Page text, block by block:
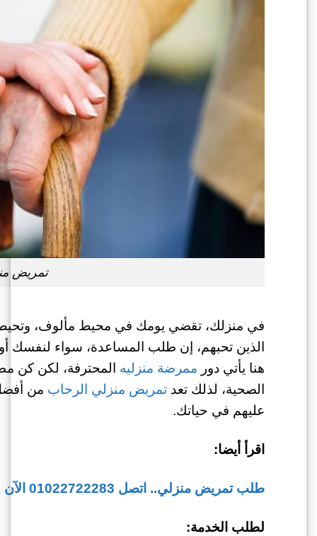
تمريض
في منزلك، تقضي يومك في محيط مألوف، وتحيط
الذين تحبهم، إن طلب المساعدة، سواء لنفسك
هنا يأتي دور ممرضة منزليه المحترفة، لكن كن
الصحية، لذلك تعدتمريض منزلي الرحاب من
عليهم في حياتك.
اقرأ أيضا:
طلب تمريض منزلي.. اتصل 01022722283 الآن
لطلب الخدمة: